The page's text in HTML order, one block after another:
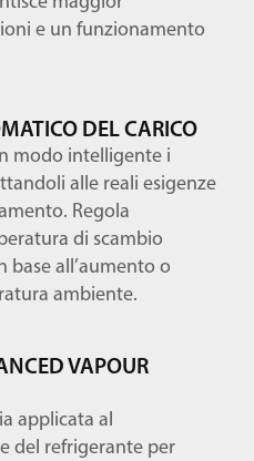
e un funzionamento
DEL CARICO
modo intelligente i
alle reali esigenze
Regola
di scambio
all’aumento o
ambiente.
VAPOUR
applicata al
del refrigerante per